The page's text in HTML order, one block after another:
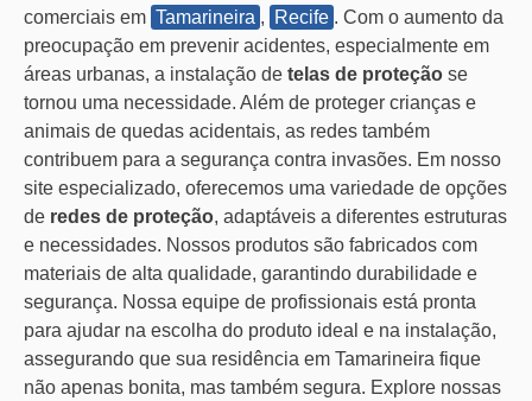
comerciais em Tamarineira , Recife . Com o aumento da
preocupação em prevenir acidentes, especialmente em
áreas urbanas, a instalação de telas de proteção se
tornou uma necessidade. Além de proteger crianças e
animais de quedas acidentais, as redes também
contribuem para a segurança contra invasões. Em nosso
site especializado, oferecemos uma variedade de opções
de redes de proteção, adaptáveis a diferentes estruturas
e necessidades. Nossos produtos são fabricados com
materiais de alta qualidade, garantindo durabilidade e
segurança. Nossa equipe de profissionais está pronta
para ajudar na escolha do produto ideal e na instalação,
assegurando que sua residência em Tamarineira fique
não apenas bonita, mas também segura. Explore nossas